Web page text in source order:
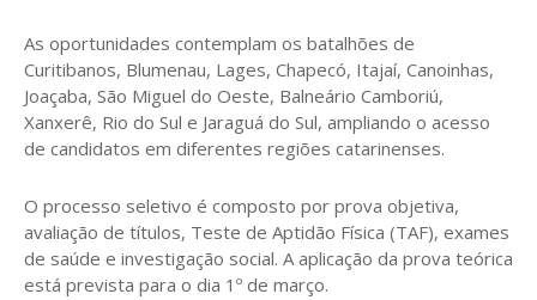
As oportunidades contemplam os batalhões de
Curitibanos, Blumenau, Lages, Chapecó, Itajaí, Canoinhas,
Joaçaba, São Miguel do Oeste, Balneário Camboriú,
Xanxerê, Rio do Sul e Jaraguá do Sul, ampliando o acesso
de candidatos em diferentes regiões catarinenses.
O processo seletivo é composto por prova objetiva,
avaliação de títulos, Teste de Aptidão Física (TAF), exames
de saúde e investigação social. A aplicação da prova teórica
está prevista para o dia 1º de março.